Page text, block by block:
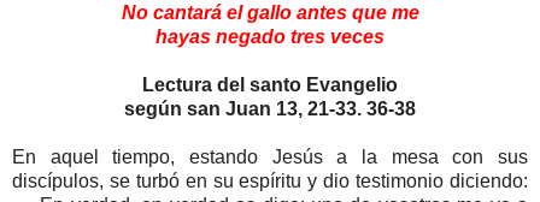
No cantará el gallo antes que me
hayas negado tres veces
Lectura del santo Evangelio
según san Juan 13, 21-33. 36-38
En aquel tiempo, estando Jesús a la mesa con sus
discípulos, se turbó en su espíritu y dio testimonio diciendo: